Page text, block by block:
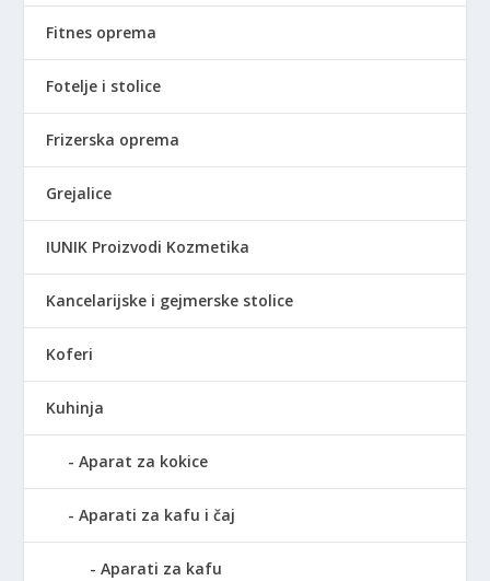
.
9
,
D
.
0
S
Fitnes oprema
Fotelje i stolice
Frizerska oprema
Grejalice
IUNIK Proizvodi Kozmetika
Kancelarijske i gejmerske stolice
Koferi
Kuhinja
Aparat za kokice
Aparati za kafu i čaj
Aparati za kafu